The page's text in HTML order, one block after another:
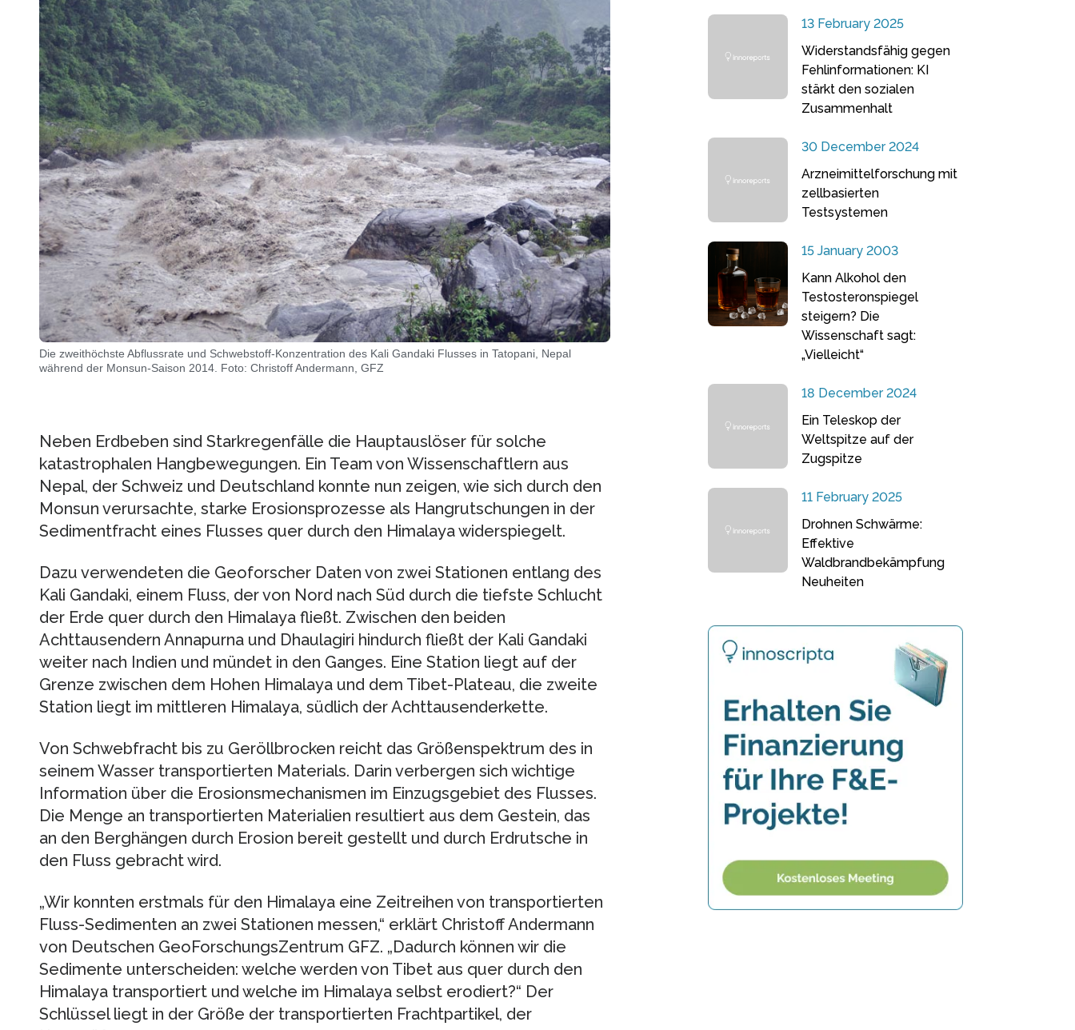
Die zweithöchste Abflussrate und Schwebstoff-Konzentration des Kali Gandaki Flusses in Tatopani, Nepal
während der Monsun-Saison 2014. Foto: Christoff Andermann, GFZ
Neben Erdbeben sind Starkregenfälle die Hauptauslöser für solche
katastrophalen Hangbewegungen. Ein Team von Wissenschaftlern aus
Nepal, der Schweiz und Deutschland konnte nun zeigen, wie sich durch den
Monsun verursachte, starke Erosionsprozesse als Hangrutschungen in der
Sedimentfracht eines Flusses quer durch den Himalaya widerspiegelt.
Dazu verwendeten die Geoforscher Daten von zwei Stationen entlang des
Kali Gandaki, einem Fluss, der von Nord nach Süd durch die tiefste Schlucht
der Erde quer durch den Himalaya fließt. Zwischen den beiden
Achttausendern Annapurna und Dhaulagiri hindurch fließt der Kali Gandaki
weiter nach Indien und mündet in den Ganges. Eine Station liegt auf der
Grenze zwischen dem Hohen Himalaya und dem Tibet-Plateau, die zweite
Station liegt im mittleren Himalaya, südlich der Achttausenderkette.
Von Schwebfracht bis zu Geröllbrocken reicht das Größenspektrum des in
seinem Wasser transportierten Materials. Darin verbergen sich wichtige
Information über die Erosionsmechanismen im Einzugsgebiet des Flusses.
Die Menge an transportierten Materialien resultiert aus dem Gestein, das
an den Berghängen durch Erosion bereit gestellt und durch Erdrutsche in
den Fluss gebracht wird.
„Wir konnten erstmals für den Himalaya eine Zeitreihen von transportierten
Fluss-Sedimenten an zwei Stationen messen,“ erklärt Christoff Andermann
von Deutschen GeoForschungsZentrum GFZ. „Dadurch können wir die
Sedimente unterscheiden: welche werden von Tibet aus quer durch den
Himalaya transportiert und welche im Himalaya selbst erodiert?“ Der
Schlüssel liegt in der Größe der transportierten Frachtpartikel, der
13 February 2025
Widerstandsfähig gegen
Fehlinformationen: KI
stärkt den sozialen
Zusammenhalt
30 December 2024
Arzneimittelforschung mit
zellbasierten
Testsystemen
15 January 2003
Kann Alkohol den
Testosteronspiegel
steigern? Die
Wissenschaft sagt:
„Vielleicht“
18 December 2024
Ein Teleskop der
Weltspitze auf der
Zugspitze
11 February 2025
Drohnen Schwärme:
Effektive
Waldbrandbekämpfung
Neuheiten